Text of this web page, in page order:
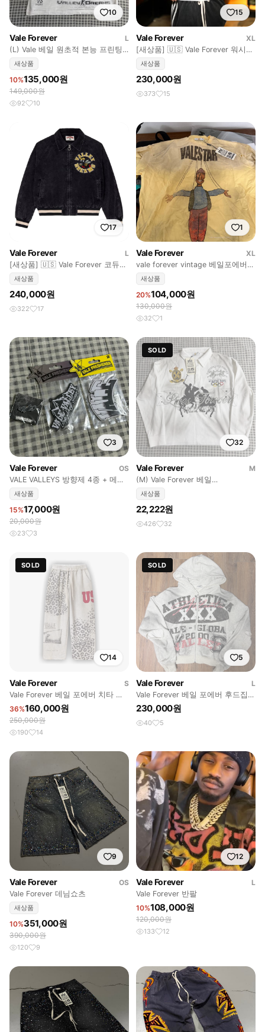
10
Vale Forever
L
(L) Vale 베일 원초적 본능 프린팅
박스 컷 반팔티 화이트
새상품
10%135,000원
149,000원
92 10
15
Vale Forever
XL
[새상품] 🇺🇸 Vale Forever 워시드
디스트로이드 후드티
새상품
230,000원
373 15
17
Vale Forever
L
[새상품] 🇺🇸 Vale Forever 코듀로
이 봄버 자켓
새상품
240,000원
322 17
1
Vale Forever
XL
vale forever vintage 베일포에버
반팔티
새상품
20%104,000원
130,000원
32 1
3
Vale Forever
OS
VALE VALLEYS 방향제 4종 + 메탈
핀새상품
15%17,000원
20,000원
23 3
SOLD
32
Vale Forever
M
(M) Vale Forever 베일
PRESIDENTE 럭비 티 화이트
새상품
22,222원
426 32
SOLD
14
Vale Forever
S
Vale Forever 베일 포에버 치타 스
웻팬츠
36%160,000원
250,000원
190 14
SOLD
5
Vale Forever
L
Vale Forever 베일 포에버 후드집업
[L]
230,000원
40 5
9
Vale Forever
OS
Vale Forever 데님쇼츠
새상품
10%351,000원
390,000원
120 9
12
Vale Forever
L
Vale Forever 반팔
10%108,000원
120,000원
133 12